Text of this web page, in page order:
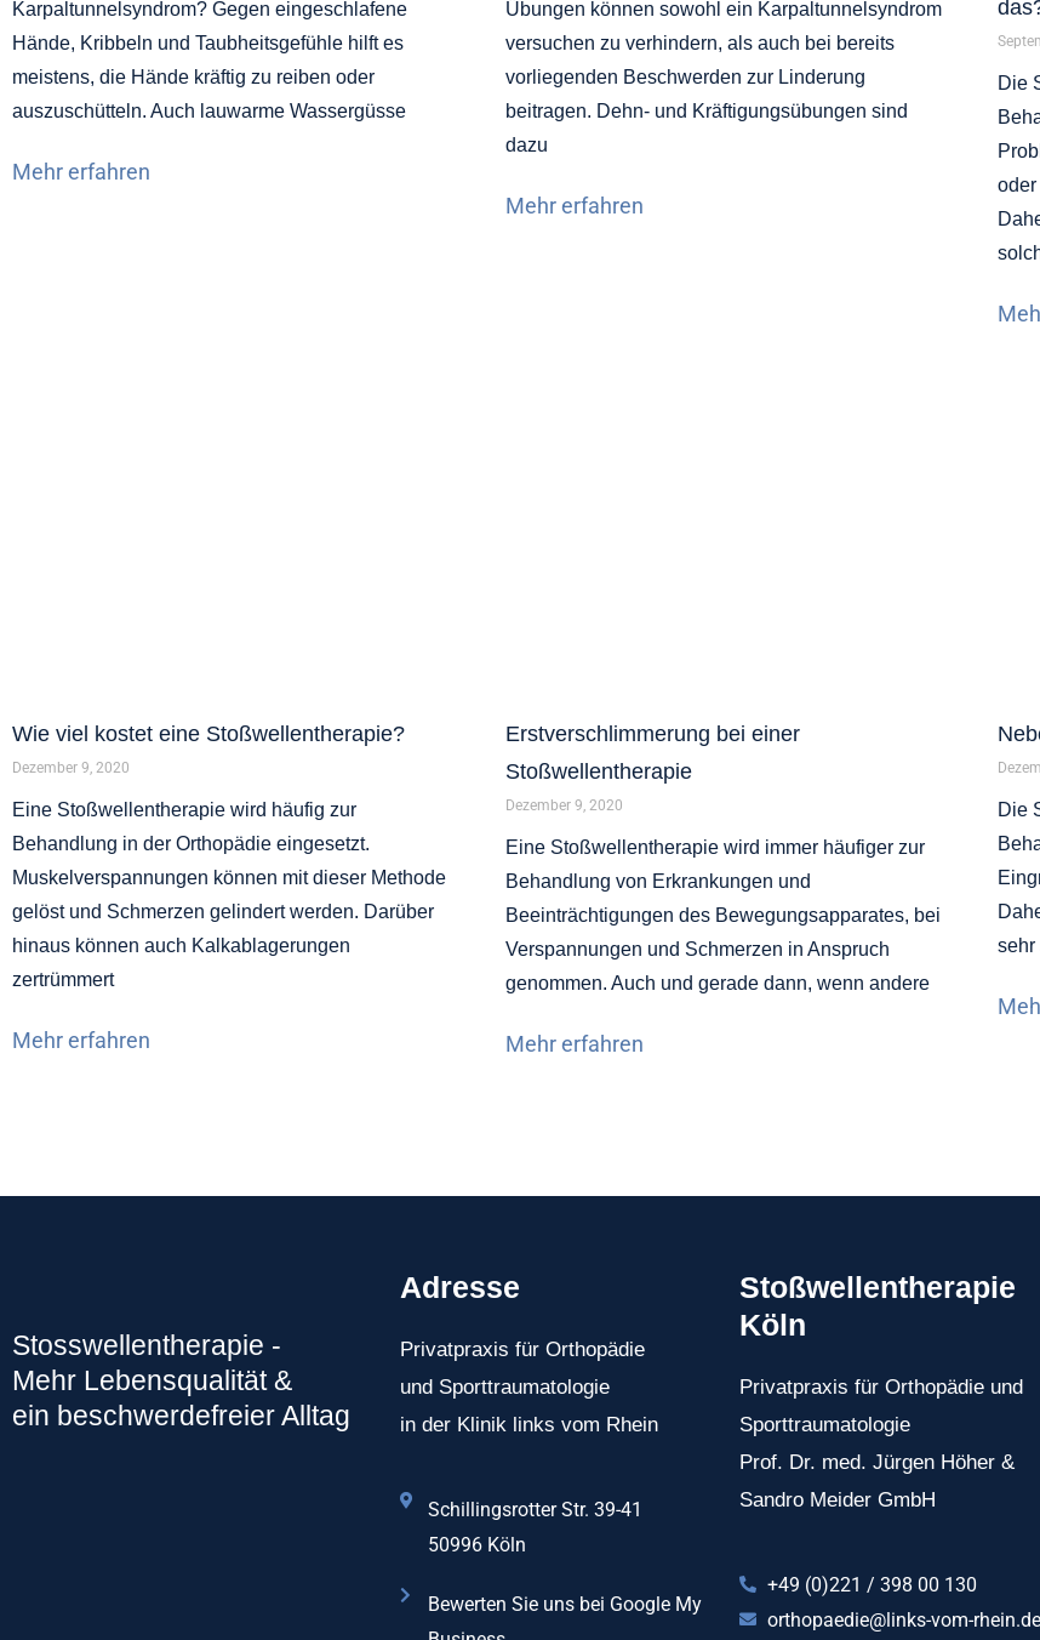
Karpaltunnelsyndrom? Gegen eingeschlafene
Hände, Kribbeln und Taubheitsgefühle hilft es
meistens, die Hände kräftig zu reiben oder
auszuschütteln. Auch lauwarme Wassergüsse
Mehr erfahren
Übungen können sowohl ein Karpaltunnelsyndrom
versuchen zu verhindern, als auch bei bereits
vorliegenden Beschwerden zur Linderung
beitragen. Dehn- und Kräftigungsübungen sind
dazu
Mehr erfahren
Die
Wie viel kostet eine Stoßwellentherapie?
Dezember 9, 2020
Eine Stoßwellentherapie wird häufig zur
Behandlung in der Orthopädie eingesetzt.
Muskelverspannungen können mit dieser Methode
gelöst und Schmerzen gelindert werden. Darüber
hinaus können auch Kalkablagerungen
zertrümmert
Mehr erfahren
Erstverschlimmerung bei einer
Stoßwellentherapie
Dezember 9, 2020
Eine Stoßwellentherapie wird immer häufiger zur
Behandlung von Erkrankungen und
Beeinträchtigungen des Bewegungsapparates, bei
Verspannungen und Schmerzen in Anspruch
genommen. Auch und gerade dann, wenn andere
Mehr erfahren
Die
sehr
Stosswellentherapie -
Mehr Lebensqualität &
ein beschwerdefreier Alltag
Adresse
Privatpraxis für Orthopädie
und Sporttraumatologie
in der Klinik links vom Rhein
Schillingsrotter Str. 39-41
50996 Köln
Bewerten Sie uns bei Google My
Stoßwellentherapie
Köln
Privatpraxis für Orthopädie und
Sporttraumatologie
Prof. Dr. med. Jürgen Höher &
Sandro Meider GmbH
+49 (0)221 / 398 00 130
orthopaedie@links-vom-rhein.de